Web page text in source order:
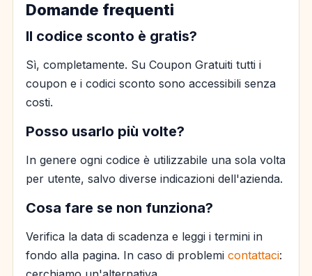
Domande frequenti
Il codice sconto è gratis?
Sì, completamente. Su Coupon Gratuiti tutti i
coupon e i codici sconto sono accessibili senza
costi.
Posso usarlo più volte?
In genere ogni codice è utilizzabile una sola volta
per utente, salvo diverse indicazioni dell'azienda.
Cosa fare se non funziona?
Verifica la data di scadenza e leggi i termini in
fondo alla pagina. In caso di problemi contattaci: